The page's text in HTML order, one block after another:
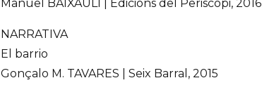
Manuel BAIXAULI | Edicions del Periscopi, 2016
NARRATIVA
El barrio
Gonçalo M. TAVARES | Seix Barral, 2015